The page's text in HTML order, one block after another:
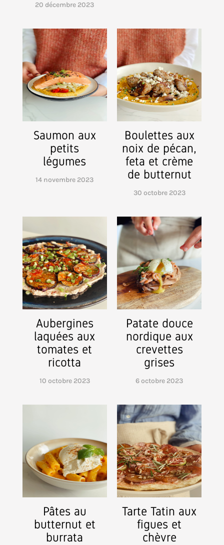
20 décembre 2023
Saumon aux
petits
légumes
14 novembre 2023
Boulettes aux
noix de pécan,
feta et crème
de butternut
30 octobre 2023
Aubergines
laquées aux
tomates et
ricotta
10 octobre 2023
Patate douce
nordique aux
crevettes
grises
6 octobre 2023
Pâtes au
butternut et
burrata
Tarte Tatin aux
figues et
chèvre